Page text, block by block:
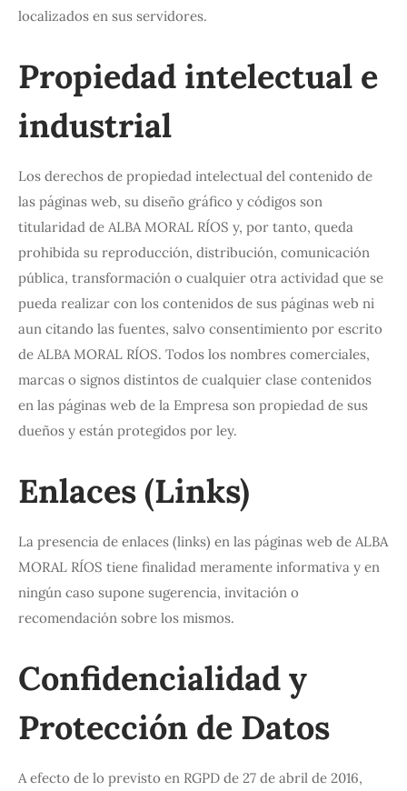
localizados en sus servidores.
Propiedad intelectual e
industrial
Los derechos de propiedad intelectual del contenido de
las páginas web, su diseño gráfico y códigos son
titularidad de ALBA MORAL RÍOS y, por tanto, queda
prohibida su reproducción, distribución, comunicación
pública, transformación o cualquier otra actividad que se
pueda realizar con los contenidos de sus páginas web ni
aun citando las fuentes, salvo consentimiento por escrito
de ALBA MORAL RÍOS. Todos los nombres comerciales,
marcas o signos distintos de cualquier clase contenidos
en las páginas web de la Empresa son propiedad de sus
dueños y están protegidos por ley.
Enlaces (Links)
La presencia de enlaces (links) en las páginas web de ALBA
MORAL RÍOS tiene finalidad meramente informativa y en
ningún caso supone sugerencia, invitación o
recomendación sobre los mismos.
Confidencialidad y
Protección de Datos
A efecto de lo previsto en RGPD de 27 de abril de 2016,